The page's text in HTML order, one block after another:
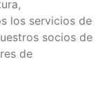
los servicios de
socios de
de